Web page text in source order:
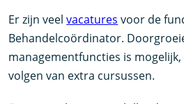
Er zijn veelvacatures voor de
Behandelcoördinator.
managementfuncties is
volgen van extra cursussen.